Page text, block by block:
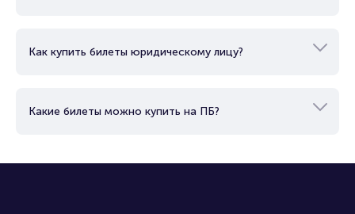
Как купить билеты юридическому лицу?
Какие билеты можно купить на ПБ?